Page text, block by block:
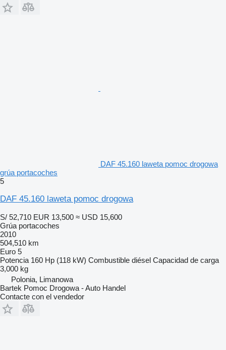
DAF 45.160 laweta pomoc drogowa
grúa portacoches
5
DAF 45.160 laweta pomoc drogowa
S/ 52,710 EUR 13,500 ≈ USD 15,600
Grúa portacoches
2010
504,510 km
Euro 5
Potencia 160 Hp (118 kW) Combustible diésel Capacidad de carga
3,000 kg
Polonia, Limanowa
Bartek Pomoc Drogowa - Auto Handel
Contacte con el vendedor